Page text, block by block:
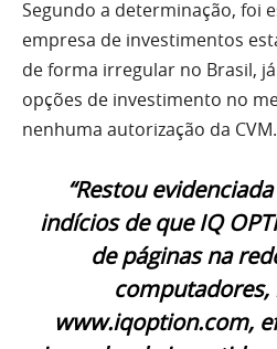
Segundo a determinação, foi
empresa de investimentos
de forma irregular no Brasil,
opções de investimento no
nenhuma autorização da CVM.
“Restou
indícios de que IQ
de páginas na
computadores,
www.iqoption.com,